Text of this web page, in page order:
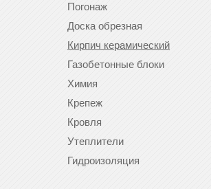
Погонаж
Доска обрезная
Кирпич керамический
Газобетонные блоки
Химия
Крепеж
Кровля
Утеплители
Гидроизоляция